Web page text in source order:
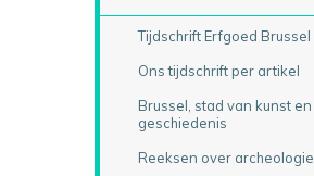
Tijdschrift Erfgoed Brussel
Ons tijdschrift per artikel
Brussel, stad van kunst en
geschiedenis
Reeksen over archeologie